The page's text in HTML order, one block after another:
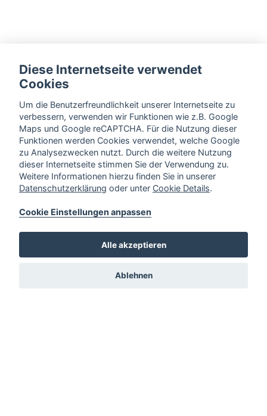
Diese Internetseite verwendet
Cookies
Um die Benutzerfreundlichkeit unserer Internetseite zu
verbessern, verwenden wir Funktionen wie z.B. Google
Maps und Google reCAPTCHA. Für die Nutzung dieser
Funktionen werden Cookies verwendet, welche Google
zu Analysezwecken nutzt. Durch die weitere Nutzung
dieser Internetseite stimmen Sie der Verwendung zu.
Weitere Informationen hierzu finden Sie in unserer
Datenschutzerklärung oder unter Cookie Details.
Cookie Einstellungen anpassen
Alle akzeptieren
Ablehnen